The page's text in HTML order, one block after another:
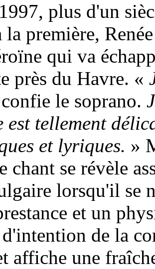
plus d'un
la première,
qui va
près du Havre. «
le soprano.
est tellement
et lyriques. »
chant se révèle
lorsqu'il se
et un
de la
affiche une